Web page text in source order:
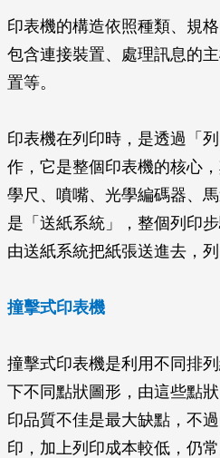
印表機的構造依照種類、規
包含連接裝置、處理訊息的
置等。
印表機在列印時，是透過「
作，它是整個印表機的核心
學尺、噴嘴、光學編碼器、
是「送紙系統」，整個列印
由送紙系統把紙張送進去，列
撞擊式印表機
撞擊式印表機是利用不同排
下不同點狀圖形，由這些點
印品質不佳是最大缺點，不
印，加上列印成本較低，仍